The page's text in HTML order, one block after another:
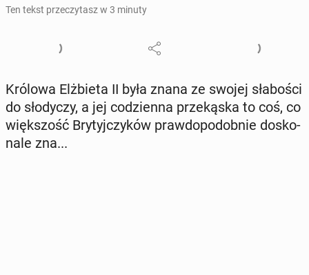
Ten tekst przeczytasz w 3 minuty
Królowa Elż­bie­ta II była znana ze swojej sła­bo­ści
do sło­dy­czy, a jej co­dzien­na prze­ką­ska to coś, co
więk­szość Bry­tyj­czy­ków praw­do­po­dob­nie do­sko­
na­le zna...